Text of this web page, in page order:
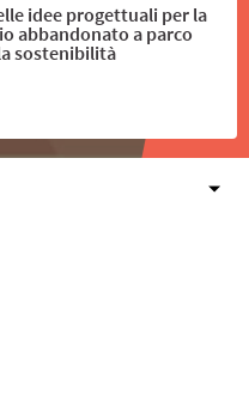
idee progettuali per la
abbandonato a parco
sostenibilità